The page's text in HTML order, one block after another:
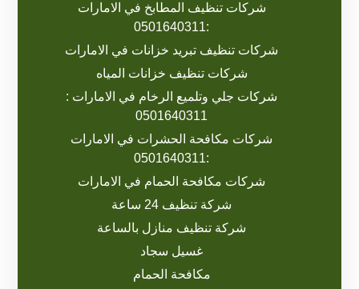
شركات تنظيف المطابخ في الامارات
:0501640311
شركات تنظيف تبريد خزانات في الامارات
شركات تنظيف خزانات المياه
شركات جلي وتلميع الرخام في الامارات :
0501640311
شركات مكافحة الحشرات في الامارات
:0501640311
شركات مكافحة الحمام في الامارات
شركة تنظيف 24 ساعة
شركة تنظيف منازل بالساعة
غسيل سجاد
مكافحة الحمام